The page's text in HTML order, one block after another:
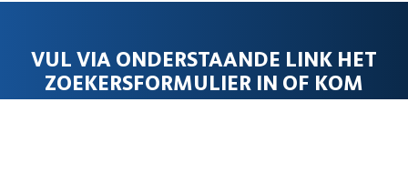
VUL VIA ONDERSTAANDE LINK HET
ZOEKERSFORMULIER IN OF KOM
GEHEEL VRIJBLIJVEND EEN KEER OVER